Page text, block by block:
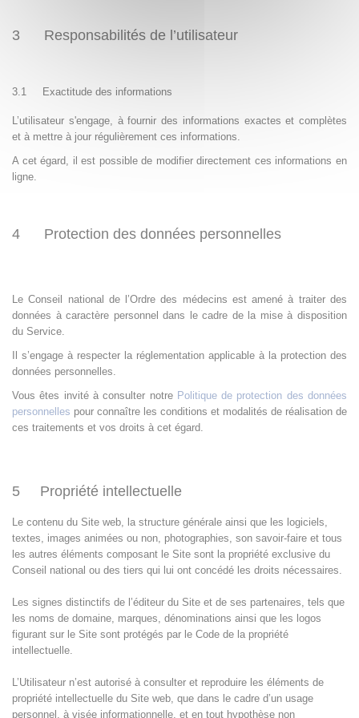
3 Responsabilités de l’utilisateur
3.1 Exactitude des informations
L’utilisateur s'engage, à fournir des informations exactes et complètes
et à mettre à jour régulièrement ces informations.
A cet égard, il est possible de modifier directement ces informations en
ligne.
4 Protection des données personnelles
Le Conseil national de l’Ordre des médecins est amené à traiter des
données à caractère personnel dans le cadre de la mise à disposition
du Service.
Il s’engage à respecter la réglementation applicable à la protection des
données personnelles.
Vous êtes invité à consulter notre Politique de protection des données
personnelles pour connaître les conditions et modalités de réalisation de
ces traitements et vos droits à cet égard.
5 Propriété intellectuelle
Le contenu du Site web, la structure générale ainsi que les logiciels,
textes, images animées ou non, photographies, son savoir-faire et tous
les autres éléments composant le Site sont la propriété exclusive du
Conseil national ou des tiers qui lui ont concédé les droits nécessaires.
Les signes distinctifs de l’éditeur du Site et de ses partenaires, tels que
les noms de domaine, marques, dénominations ainsi que les logos
figurant sur le Site sont protégés par le Code de la propriété
intellectuelle.
L’Utilisateur n’est autorisé à consulter et reproduire les éléments de
propriété intellectuelle du Site web, que dans le cadre d’un usage
personnel, à visée informationnelle, et en tout hypothèse non